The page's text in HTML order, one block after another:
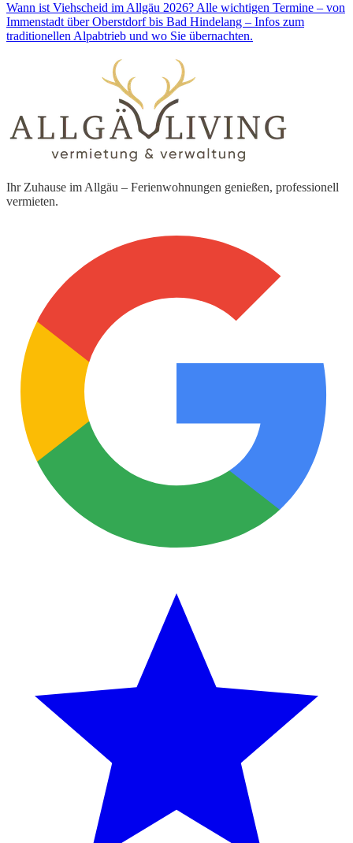
Wann ist Viehscheid im Allgäu 2026? Alle wichtigen Termine – von
Immenstadt über Oberstdorf bis Bad Hindelang – Infos zum
traditionellen Alpabtrieb und wo Sie übernachten.
Ihr Zuhause im Allgäu – Ferienwohnungen genießen, professionell
vermieten.